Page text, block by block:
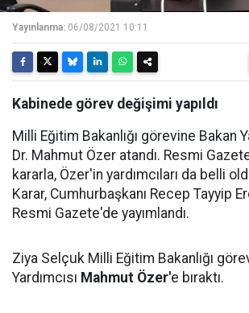
Yayınlanma: 06/08/2021 10:11
Kabinede görev değişimi yapıldı
Milli Eğitim Bakanlığı görevine Bakan
Dr. Mahmut Özer atandı. Resmi
kararla, Özer'in yardımcıları da belli
Karar, Cumhurbaşkanı Recep Tayyip
Resmi Gazete'de yayımlandı.
Ziya Selçuk Milli Eğitim Bakanlığı
Yardımcısı Mahmut Özer'e bıraktı.